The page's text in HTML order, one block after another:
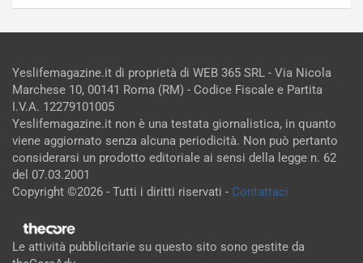
Yeslifemagazine.it di proprietà di WEB 365 SRL - Via Nicola
Marchese 10, 00141 Roma (RM) - Codice Fiscale e Partita
I.V.A. 12279101005
Yeslifemagazine.it non è una testata giornalistica, in quanto
viene aggiornato senza alcuna periodicità. Non può pertanto
considerarsi un prodotto editoriale ai sensi della legge n. 62
del 07.03.2001
Copyright ©2026 - Tutti i diritti riservati - Contattaci
Le attività pubblicitarie su questo sito sono gestite da